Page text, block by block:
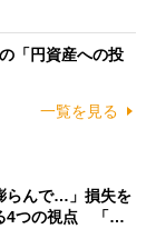
「円資産への投
一覧を見る
らんで…」損失を
4つの視点 「…